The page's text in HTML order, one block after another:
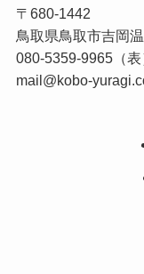
〒680-1442
鳥取県鳥取市吉岡
080-5359-9965（表
mail@kobo-